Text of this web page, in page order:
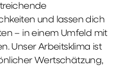
und lassen dich
– in einem Umfeld mit
Unser Arbeitsklima ist
Wertschätzung,